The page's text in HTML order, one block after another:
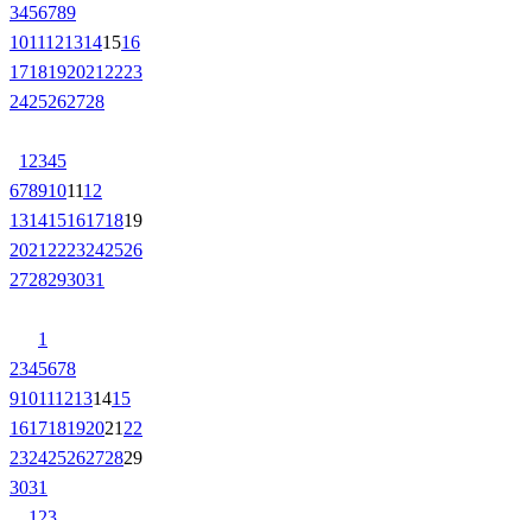
3456789
10111213141516
1718192021 2223
2425262728
1 2345
6789101112
13141516171819
2021 2223242526
2728293031
1
2345678
9101112131415
161718192021 22
23242526272829
3031